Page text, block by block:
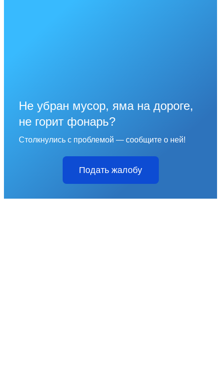
Не убран мусор, яма на дороге,
не горит фонарь?
Столкнулись с проблемой — сообщите о ней!
Подать жалобу